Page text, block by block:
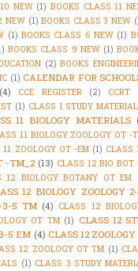
NEW (1) BOOKS CLASS 11
NEW (1) BOOKS CLASS 3 NEW
(1) BOOKS CLASS 6 NEW (1)
BOOKS CLASS 9 NEW (1)
(2) BOOKS
(1) CALENDAR FOR
(4) CCE REGISTER (2) CCRT
(1) CLASS 1 STUDY
11 BIOLOGY MATERIALS
11 BIOLOGY ZOOLOGY OT -
11 ZOOLOGY OT -EM (1) CLASS
-TM_2 (13) CLASS 12 BIO
12 BIOLOGY BOTANY OT EM
12 BIOLOGY ZOOLOGY
3-5 TM (4) CLASS 12
OT TM (1) CLASS 12
5 EM (4) CLASS 12
12 ZOOLOGY OT TM (1)
(1) CLASS 3 STUDY